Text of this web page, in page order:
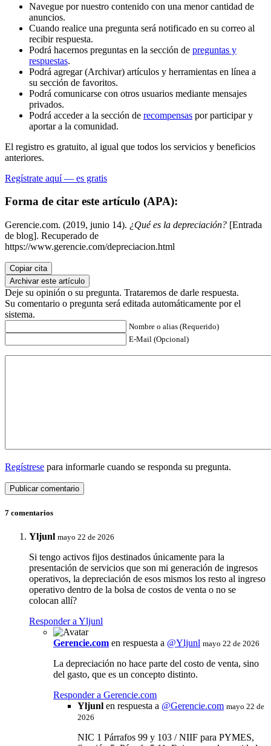
Navegue por nuestro contenido con una menor cantidad de
anuncios.
Cuando realice una pregunta será notificado en su correo al
recibir respuesta.
Podrá hacernos preguntas en la sección de preguntas y
respuestas.
Podrá agregar (Archivar) artículos y herramientas en línea a
su sección de favoritos.
Podrá comunicarse con otros usuarios mediante mensajes
privados.
Podrá acceder a la sección de recompensas por participar y
aportar a la comunidad.
El registro es gratuito, al igual que todos los servicios y beneficios
anteriores.
Regístrate aquí — es gratis
Forma de citar este artículo (APA):
Gerencie.com. (2019, junio 14). ¿Qué es la depreciación? [Entrada
de blog]. Recuperado de
https://www.gerencie.com/depreciacion.html
Copiar cita
Archivar este artículo
Deje su opinión o su pregunta. Trataremos de darle respuesta.
Su comentario o pregunta será editada automáticamente por el
sistema.
Nombre o alias (Requerido)
E-Mail (Opcional)
Regístrese para informarle cuando se responda su pregunta.
7 comentarios
Yljunl mayo 22 de 2026
Si tengo activos fijos destinados únicamente para la
presentación de servicios que son mi generación de ingresos
operativos, la depreciación de esos mismos los resto al ingreso
operativo dentro de la bolsa de costos de venta o no se
colocan allí?
Responder a Yljunl
Gerencie.com en respuesta a @Yljunl mayo 22 de 2026
La depreciación no hace parte del costo de venta, sino
del gasto, que es un concepto distinto.
Responder a Gerencie.com
Yljunl en respuesta a @Gerencie.com mayo 22 de
2026
NIC 1 Párrafos 99 y 103 / NIIF para PYMES,